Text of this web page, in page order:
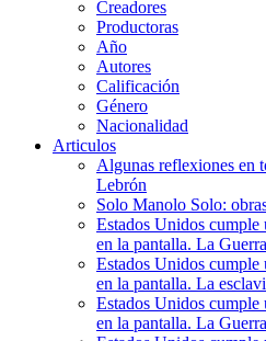
Creadores
Productoras
Año
Autores
Calificación
Género
Nacionalidad
Articulos
Algunas reflexiones en
Lebrón
Solo Manolo Solo:
Estados Unidos
en la pantalla. La
Estados Unidos
en la pantalla. La
Estados Unidos
en la pantalla. La